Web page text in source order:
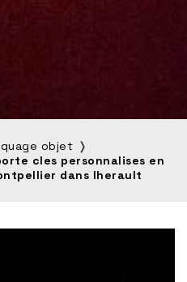
objet
cles personnalises en
dans lherault